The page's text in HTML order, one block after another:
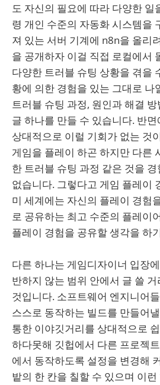
도 자신의 필요에 따라 다양한 일
령 개인 수준의 자동화 시스템을
져 있는 서버 기계에 n8n을 올리
을 공개하자 이걸 직접 로컬에서
다양한 트러블 슈팅 상황을 겪을
황에 의한 경험을 있는 그대로 나
트러블 슈팅 과정, 원인과 해결
글 하나를 만들 수 있습니다. 반
상대적으로 이럴 기회가 없는 것
게임을 플레이 하곤 하지만 다른
한 트러블 슈팅 과정 같은 것을
없습니다. 그렇다고 게임 플레이
미 세계에는 자신의 플레이 경험
로 공유하는 최고 수준의 플레이
플레이 경험을 공유할 생각을 하
다른 하나는 게임디자이너 입장
반하지 않는 범위 안에서 글 쓸
것입니다. 소프트웨어 엔지니어
스스로 동작하는 빌드를 만들어
통한 이야깃거리를 상대적으로
하다못해 깃헙에서 다른 프로젝
에서 동작하도록 설정을 변경해
밭의 한 칸을 칠할 수 있으며 이